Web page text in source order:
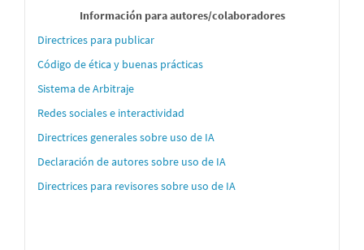
Informaci
´´on
para
autores
Información para autores/colaboradores
Directrices para publicar
Código de ética y buenas prácticas
Sistema de Arbitraje
Redes sociales e interactividad
Directrices generales sobre uso de IA
Declaración de autores sobre uso de IA
Directrices para revisores sobre uso de IA